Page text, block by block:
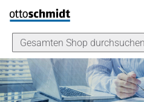
Direkt zum Inhalt